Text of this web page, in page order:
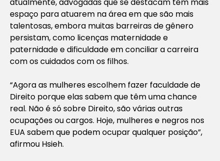
espaço para atuarem na área em que são mais
talentosas, embora muitas barreiras de gênero
persistam, como licenças maternidade e
paternidade e dificuldade em conciliar a carreira
com os cuidados com os filhos.
“Agora as mulheres escolhem fazer faculdade de
Direito porque elas sabem que têm uma chance
real. Não é só sobre Direito, são várias outras
ocupações ou cargos. Hoje, mulheres e negros nos
EUA sabem que podem ocupar qualquer posição”,
afirmou Hsieh.